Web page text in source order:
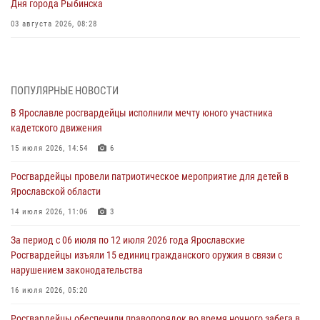
Дня города Рыбинска
03 августа 2026, 08:28
03 августа 2026, 07:24
Ярославские росгвардейцы за прошедшую неделю совершили
более 300 выездов по сигналам «тревога»
03 августа 2026, 07:09
Росгвардейцы оказали помощь беременной женщине во время
празднования Дня ВДВ в Ярославле
03 августа 2026, 06:20
За период с 20 июля по 26 июля 2026 года Ярославские
Росгвардейцы изъяли 41 единицу гражданского оружия в связи с
нарушением законодательства
30 июля 2026, 11:51
ПОПУЛЯРНЫЕ НОВОСТИ
В Ярославле росгвардейцы исполнили мечту юного участника
кадетского движения
15 июля 2026, 14:54 6
Росгвардейцы провели патриотическое мероприятие для детей в
Ярославской области
14 июля 2026, 11:06 3
За период с 06 июля по 12 июля 2026 года Ярославские
Росгвардейцы изъяли 15 единиц гражданского оружия в связи с
нарушением законодательства
16 июля 2026, 05:20